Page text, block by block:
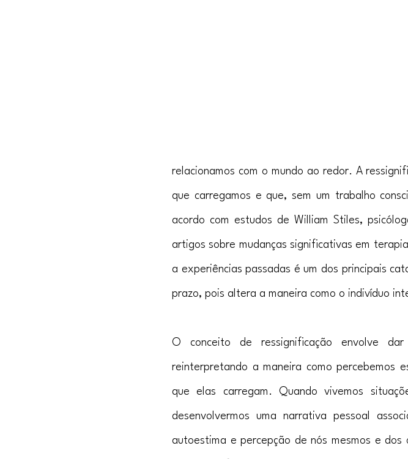
relacionamos com o mundo ao redor. A
que carregamos e que, sem um trabalho
acordo com estudos de William Stiles,
artigos sobre mudanças significativas em
a experiências passadas é um dos principais
prazo, pois altera a maneira como o indivíduo
O conceito de ressignificação envolve
reinterpretando a maneira como percebemos
que elas carregam. Quando vivemos
desenvolvermos uma narrativa pessoal
autoestima e percepção de nós mesmos e